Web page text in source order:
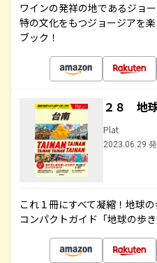
ワインの発祥の地であるジョ
特の文化をもつジョージアを
ブック！
２８ 地
Plat
2023.06.29
これ１冊にすべて凝縮！地球
コンパクトガイド「地球の歩